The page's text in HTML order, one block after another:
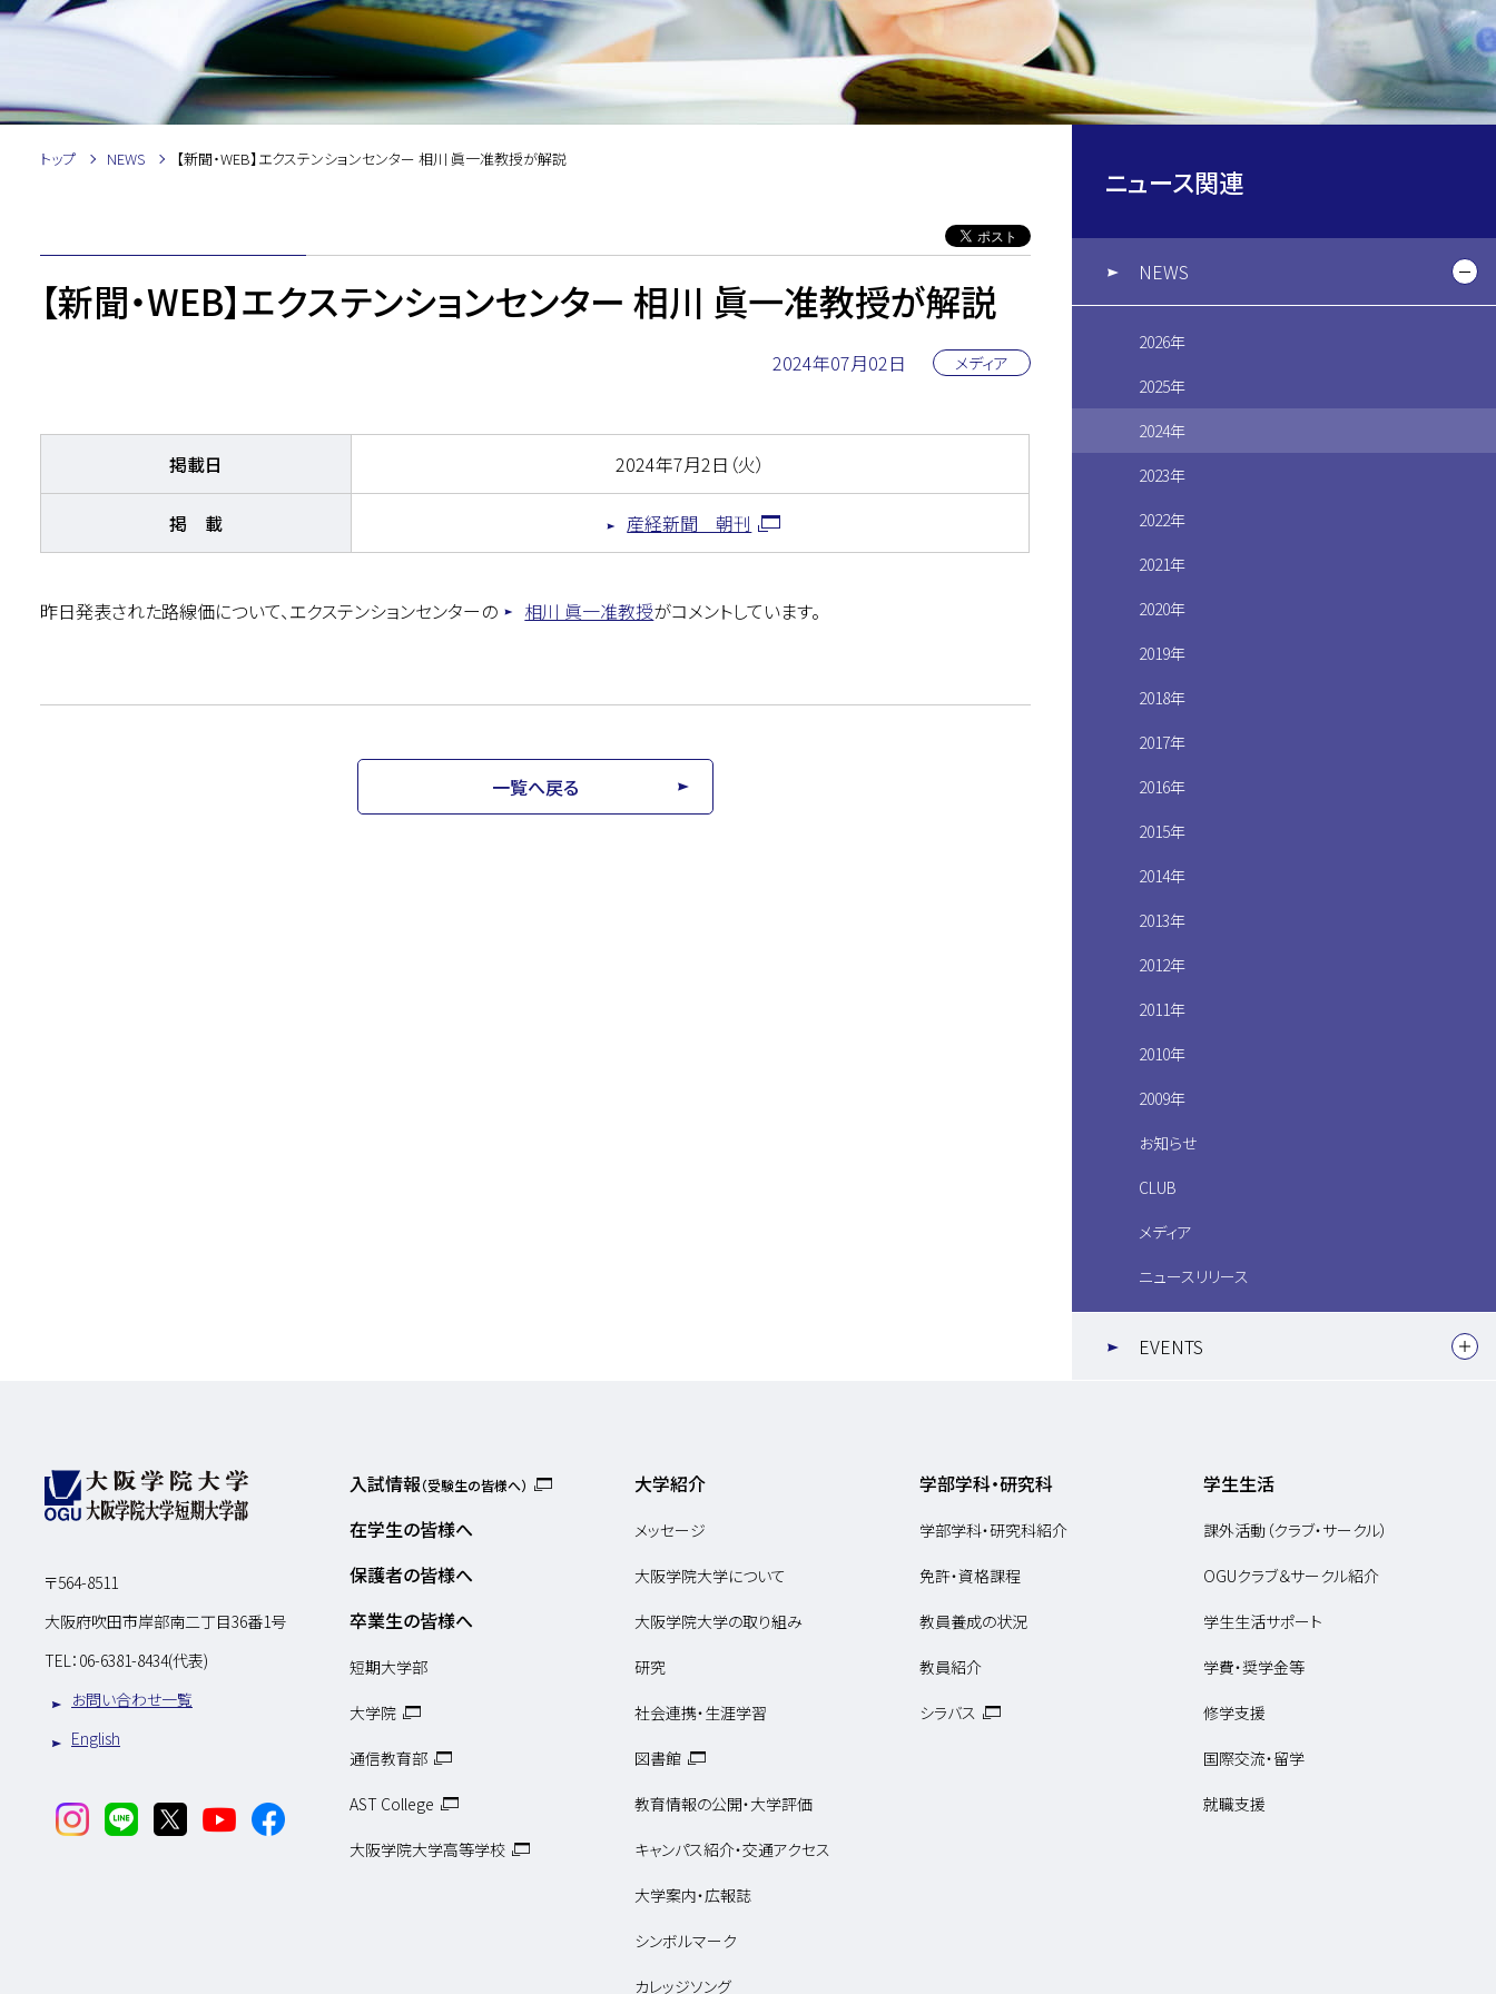
トップ NEWS 【新聞・WEB】エクステンションセンター 相川 眞一准教授が解説
【新聞・WEB】エクステンションセンター 相川 眞一准教授が解説
2024年07月02日 メディア
掲載日 2024年7月2日（火）
掲 載 産経新聞 朝刊
昨日発表された路線価について、エクステンションセンターの 相川 眞一准教授がコメントしています。
一覧へ戻る
ニュース関連
NEWS
2026年
2025年
2024年
2023年
2022年
2021年
2020年
2019年
2018年
2017年
2016年
2015年
2014年
2013年
2012年
2011年
2010年
2009年
お知らせ
CLUB
メディア
ニュースリリース
EVENTS
〒564-8511
大阪府吹田市岸部南二丁目36番1号
TEL： 06-6381-8434(代表)
お問い合わせ一覧
English
入試情報（受験生の皆様へ）
在学生の皆様へ
保護者の皆様へ
卒業生の皆様へ
短期大学部
大学院
通信教育部
AST College
大阪学院大学高等学校
大学紹介
メッセージ
大阪学院大学について
大阪学院大学の取り組み
研究
社会連携・生涯学習
図書館
教育情報の公開・大学評価
キャンパス紹介・交通アクセス
大学案内・広報誌
シンボルマーク
カレッジソング
学部学科・研究科
学部学科・研究科紹介
免許・資格課程
教員養成の状況
教員紹介
シラバス
学生生活
課外活動（クラブ・サークル）
OGUクラブ＆サークル紹介
学生生活サポート
学費・奨学金等
修学支援
国際交流・留学
就職支援